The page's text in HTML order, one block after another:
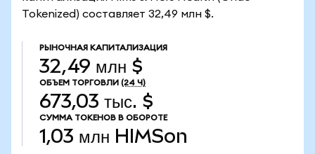
Tokenized) составляет 32,49 млн $.
РЫНОЧНАЯ КАПИТАЛИЗАЦИЯ
32,49 млн $
ОБЪЕМ ТОРГОВЛИ (24 Ч)
673,03 тыс. $
СУММА ТОКЕНОВ В ОБОРОТЕ
1,03 млн HIMSon